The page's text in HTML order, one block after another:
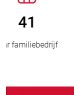
nieuwe